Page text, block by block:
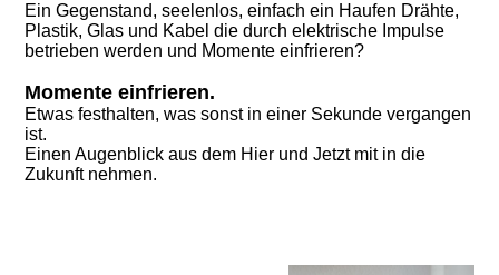
Ein Gegenstand, seelenlos, einfach ein Haufen Drähte,
Plastik, Glas und Kabel die durch elektrische Impulse
betrieben werden und Momente einfrieren?
Momente einfrieren.
Etwas festhalten, was sonst in einer Sekunde vergangen
ist.
Einen Augenblick aus dem Hier und Jetzt mit in die
Zukunft nehmen.